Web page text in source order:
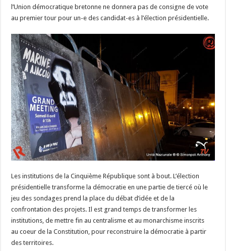
l’Union démocratique bretonne ne donnera pas de consigne de vote
au premier tour pour un-e des candidat-es à l’élection présidentielle.
Les institutions de la Cinquième République sont à bout. L’élection
présidentielle transforme la démocratie en une partie de tiercé où le
jeu des sondages prend la place du débat d’idée et de la
confrontation des projets. Il est grand temps de transformer les
institutions, de mettre fin au centralisme et au monarchisme inscrits
au coeur de la Constitution, pour reconstruire la démocratie à partir
des territoires.